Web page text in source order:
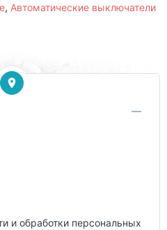
, Автоматические выключатели
и обработки персональных